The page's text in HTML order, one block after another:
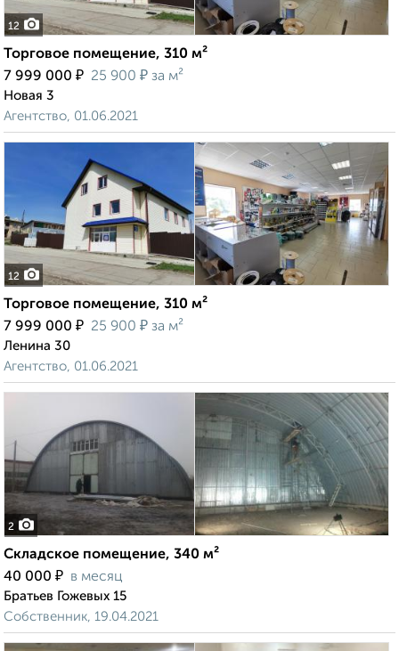
12
Торговое помещение, 310 м²
7 999 000 ₽ 25 900 ₽ за м²
Новая 3
Агентство, 01.06.2021
12
Торговое помещение, 310 м²
7 999 000 ₽ 25 900 ₽ за м²
Ленина 30
Агентство, 01.06.2021
2
Складское помещение, 340 м²
40 000 ₽ в месяц
Братьев Гожевых 15
Собственник, 19.04.2021